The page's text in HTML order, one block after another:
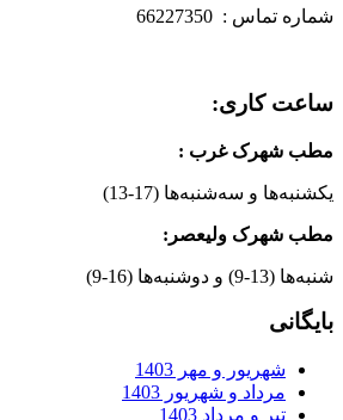
شماره تماس : 66227350
ساعت کاری:
مطب شهرک غرب :
یکشنبه‌ها و سه‌شنبه‌ها (17-13)
مطب شهرک ولیعصر:
شنبه‌ها (13-9) و دوشنبه‌ها (16-9)
بایگانی
شهریور و مهر 1403
مرداد و شهریور 1403
تیر و مرداد 1403